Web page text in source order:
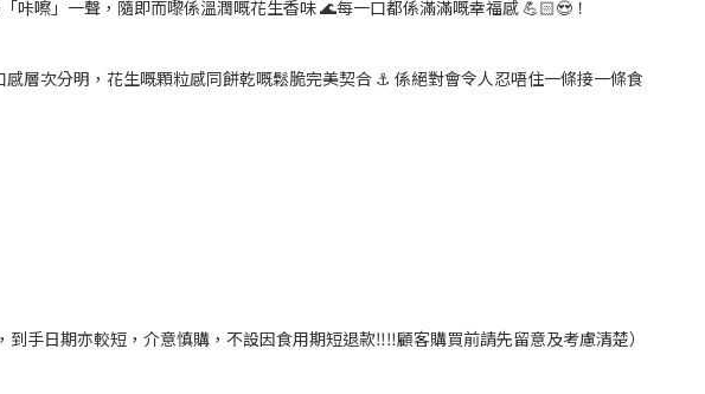
嚓」一聲，隨即而嚟係溫潤嘅花生香味 🌊每一口都係滿滿嘅幸福感 💪🏻😍！
層次分明，花生嘅顆粒感同餅乾嘅鬆脆完美契合 ⚓️ 係絕對會令人忍唔住一條接一條食
手日期亦較短，介意慎購，不設因食用期短退款‼️‼️顧客購買前請先留意及考慮清楚）